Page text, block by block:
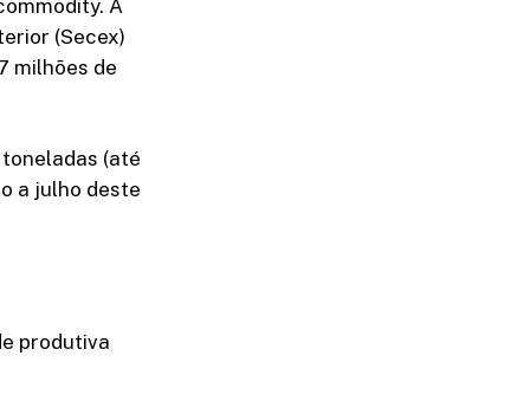
A
(Secex)
milhões de
(até
a julho deste
produtiva